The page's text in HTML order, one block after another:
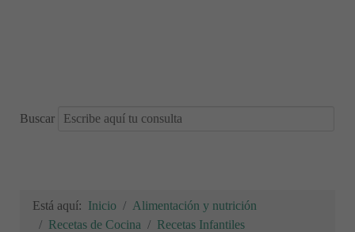
Buscar
Está aquí: Inicio
Alimentación y nutrición
Recetas de Cocina
Recetas Infantiles